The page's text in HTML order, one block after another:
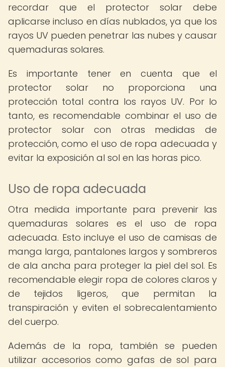
recordar que el protector solar debe
aplicarse incluso en días nublados, ya que los
rayos UV pueden penetrar las nubes y causar
quemaduras solares.
Es importante tener en cuenta que el
protector solar no proporciona una
protección total contra los rayos UV. Por lo
tanto, es recomendable combinar el uso de
protector solar con otras medidas de
protección, como el uso de ropa adecuada y
evitar la exposición al sol en las horas pico.
Uso de ropa adecuada
Otra medida importante para prevenir las
quemaduras solares es el uso de ropa
adecuada. Esto incluye el uso de camisas de
manga larga, pantalones largos y sombreros
de ala ancha para proteger la piel del sol. Es
recomendable elegir ropa de colores claros y
de tejidos ligeros, que permitan la
transpiración y eviten el sobrecalentamiento
del cuerpo.
Además de la ropa, también se pueden
utilizar accesorios como gafas de sol para